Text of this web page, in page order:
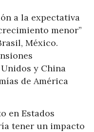
a la expectativa
menor”
México.
y China
de América
en Estados
tener un impacto